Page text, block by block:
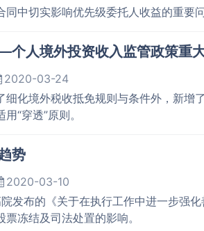
中切实影响优先级委托人收益的重要
人境外投资收入监管政策重
2020-03-24
细化境外税收抵免规则与条件外，新增
“穿透”原则。
势
2020-03-10
发布的《关于在执行工作中进一步强
冻结及司法处置的影响。